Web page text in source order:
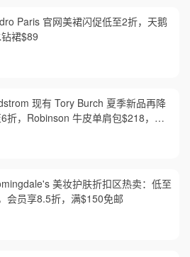
Paris 官网美裙闪促低至2折，天鹅
裙$89
现有 Tory Burch 夏季新品再降
折，Robinson 牛皮单肩包$218，买
美妆护肤折扣区热卖：低至
会员享8.5折，满$150免邮